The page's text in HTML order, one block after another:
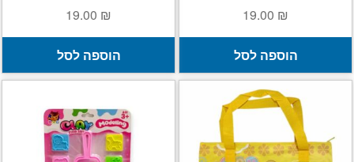
19.00 ₪
הוספה לסל
19.00 ₪
הוספה לסל